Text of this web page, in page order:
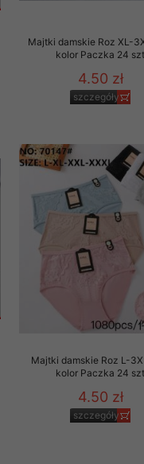
Majtki damskie Roz XL-
kolor Paczka 24
4.50 zł
szczegóły
Majtki damskie Roz L-
kolor Paczka 24
4.50 zł
szczegóły